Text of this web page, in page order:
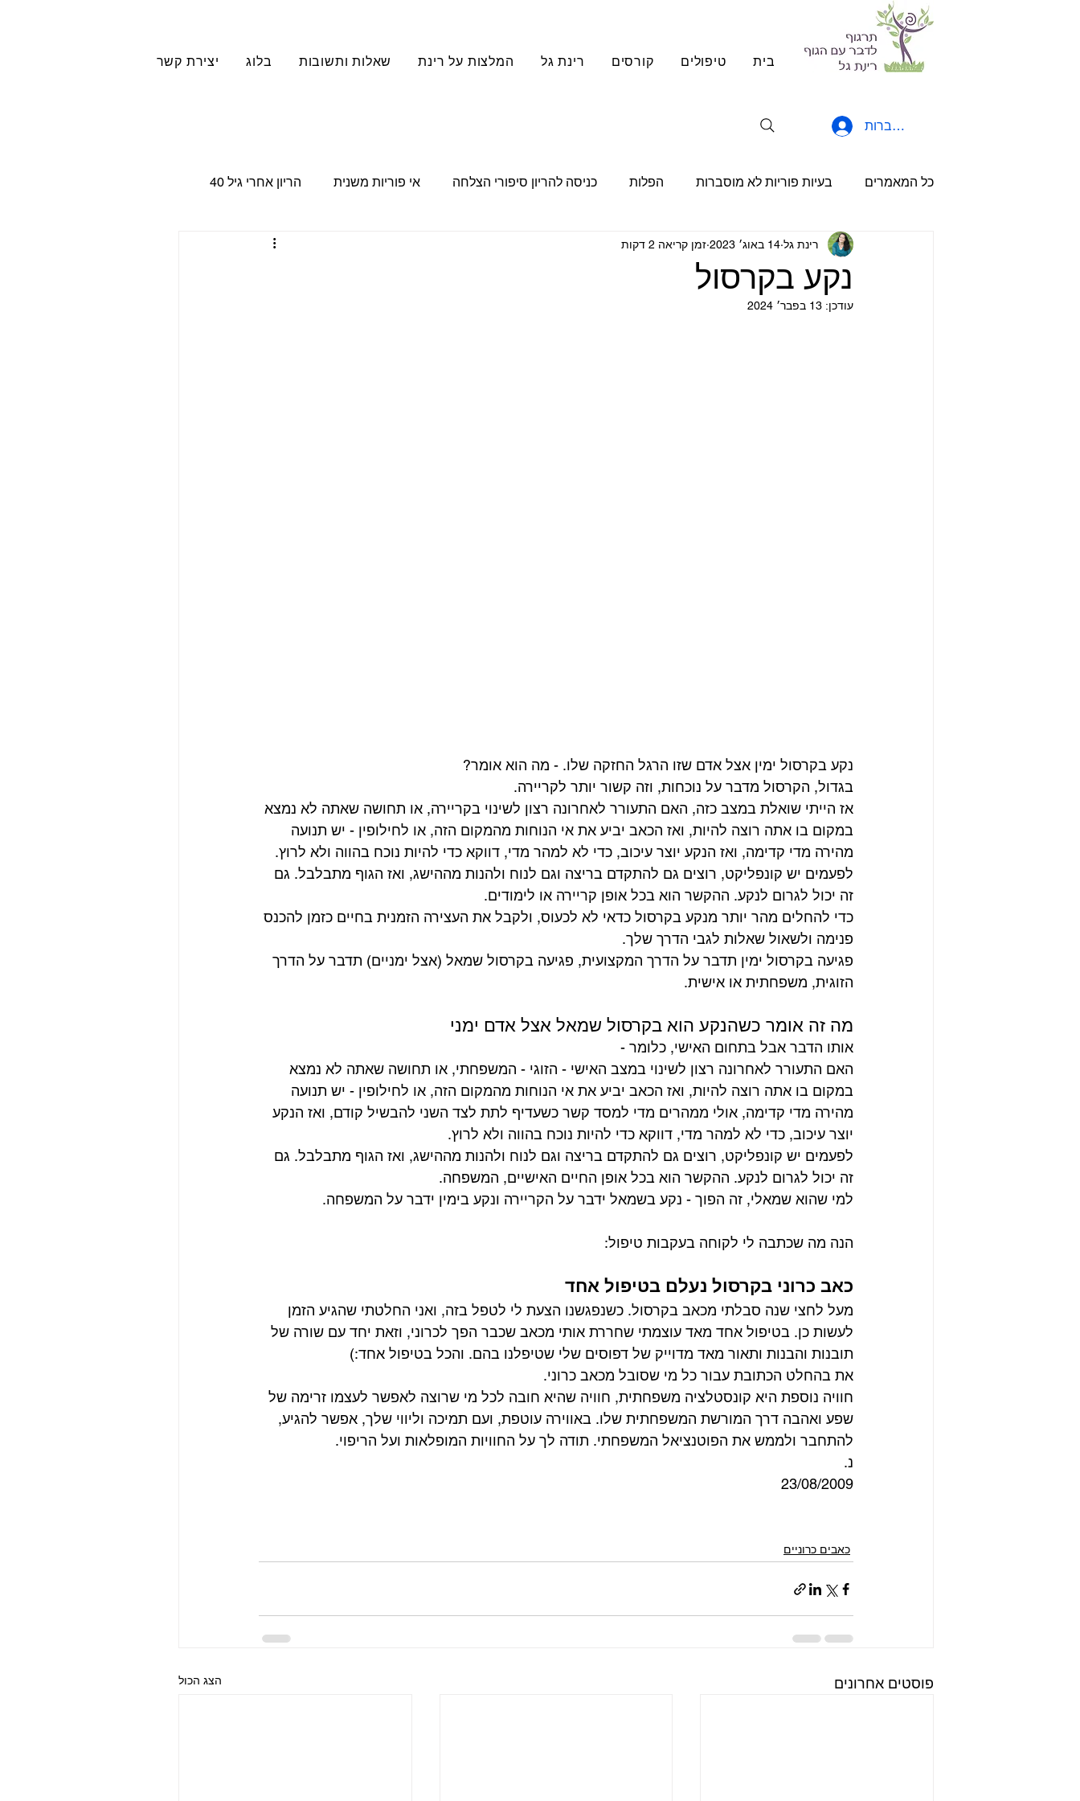
בית טיפולים קורסים רינת גל המלצות על רינת שאלות ותשובות בלוג יצירת קשר
להתחברות
כל המאמרים בעיות פוריות לא מוסברות הפלות כניסה להריון סיפורי הצלחה אי פוריות משנית הריון אחרי גיל 40
הריון יחידני משאבים וכוחות כאבים כרוניים Family constellation
נקע בקרסול
רינת גל 14 באוג׳ 2023 זמן קריאה 2 דקות
עודכן: 13 בפבר׳ 2024
נקע בקרסול ימין אצל אדם שזו הרגל החזקה שלו. - מה הוא אומר?
בגדול, הקרסול מדבר על נוכחות, וזה קשור יותר לקריירה.
אז הייתי שואלת במצב כזה, האם התעורר לאחרונה רצון לשינוי בקריירה, או תחושה שאתה לא נמצא
במקום בו אתה רוצה להיות, ואז הכאב יביע את אי הנוחות מהמקום הזה, או לחילופין - יש תנועה
מהירה מדי קדימה, ואז הנקע יוצר עיכוב, כדי לא למהר מדי, דווקא כדי להיות נוכח בהווה ולא לרוץ.
לפעמים יש קונפליקט, רוצים גם להתקדם בריצה וגם לנוח ולהנות מההישג, ואז הגוף מתבלבל. גם
זה יכול לגרום לנקע. ההקשר הוא בכל אופן קריירה או לימודים.
כדי להחלים מהר יותר מנקע בקרסול כדאי לא לכעוס, ולקבל את העצירה הזמנית בחיים כזמן להכנס
פנימה ולשאול שאלות לגבי הדרך שלך.
פגיעה בקרסול ימין תדבר על הדרך המקצועית, פגיעה בקרסול שמאל (אצל ימניים) תדבר על הדרך
הזוגית, משפחתית או אישית.
מה זה אומר כשהנקע הוא בקרסול שמאל אצל אדם ימני
אותו הדבר אבל בתחום האישי, כלומר -
האם התעורר לאחרונה רצון לשינוי במצב האישי - הזוגי - המשפחתי, או תחושה שאתה לא נמצא
במקום בו אתה רוצה להיות, ואז הכאב יביע את אי הנוחות מהמקום הזה, או לחילופין - יש תנועה
מהירה מדי קדימה, אולי ממהרים מדי למסד קשר כשעדיף לתת לצד השני להבשיל קודם, ואז הנקע
יוצר עיכוב, כדי לא למהר מדי, דווקא כדי להיות נוכח בהווה ולא לרוץ.
לפעמים יש קונפליקט, רוצים גם להתקדם בריצה וגם לנוח ולהנות מההישג, ואז הגוף מתבלבל. גם
זה יכול לגרום לנקע. ההקשר הוא בכל אופן החיים האישיים, המשפחה.
למי שהוא שמאלי, זה הפוך - נקע בשמאל ידבר על הקריירה ונקע בימין ידבר על המשפחה.
הנה מה שכתבה לי לקוחה בעקבות טיפול:
כאב כרוני בקרסול נעלם בטיפול אחד
מעל לחצי שנה סבלתי מכאב בקרסול. כשנפגשנו הצעת לי לטפל בזה, ואני החלטתי שהגיע הזמן
לעשות כן. בטיפול אחד מאד עוצמתי שחררת אותי מכאב שכבר הפך לכרוני, וזאת יחד עם שורה של
תובנות והבנות ותאור מאד מדוייק של דפוסים שלי שטיפלנו בהם. והכל בטיפול אחד:)
את בהחלט הכתובת עבור כל מי שסובל מכאב כרוני.
חוויה נוספת היא קונסטלציה משפחתית, חוויה שהיא חובה לכל מי שרוצה לאפשר לעצמו זרימה של
שפע ואהבה דרך המורשת המשפחתית שלו. באווירה עוטפת, ועם תמיכה וליווי שלך, אפשר להגיע,
להתחבר ולממש את הפוטנציאל המשפחתי. תודה לך על החוויות המופלאות ועל הריפוי.
נ.
23/08/2009
כאבים כרוניים
פוסטים אחרונים הצג הכול